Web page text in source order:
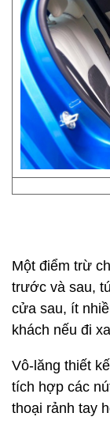
Một điểm trừ
trước và sau,
cửa sau, ít
khách nếu đi
Vô-lăng thiết
tích hợp các
thoại rảnh tay